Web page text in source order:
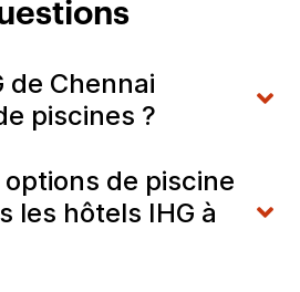
de Chennai
piscines ?
de piscine
les hôtels IHG à